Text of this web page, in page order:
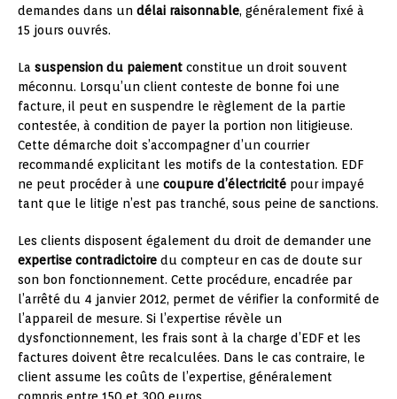
demandes dans un délai raisonnable, généralement fixé à
15 jours ouvrés.
La suspension du paiement constitue un droit souvent
méconnu. Lorsqu’un client conteste de bonne foi une
facture, il peut en suspendre le règlement de la partie
contestée, à condition de payer la portion non litigieuse.
Cette démarche doit s’accompagner d’un courrier
recommandé explicitant les motifs de la contestation. EDF
ne peut procéder à une coupure d’électricité pour impayé
tant que le litige n’est pas tranché, sous peine de sanctions.
Les clients disposent également du droit de demander une
expertise contradictoire du compteur en cas de doute sur
son bon fonctionnement. Cette procédure, encadrée par
l’arrêté du 4 janvier 2012, permet de vérifier la conformité de
l’appareil de mesure. Si l’expertise révèle un
dysfonctionnement, les frais sont à la charge d’EDF et les
factures doivent être recalculées. Dans le cas contraire, le
client assume les coûts de l’expertise, généralement